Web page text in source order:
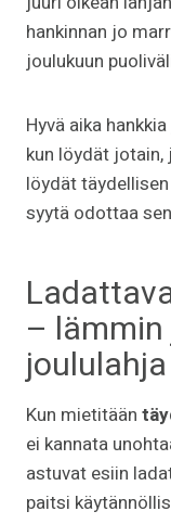
hankinnan jo
joulukuun
Hyvä aika
kun löydät
löydät
syytä odottaa
–
Kun mietitään
ei kannata
astuvat esiin
paitsi